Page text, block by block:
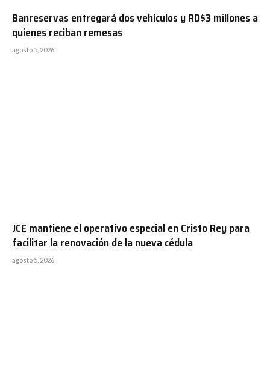
Banreservas entregará dos vehículos y RD$3 millones a
quienes reciban remesas
agosto 5, 2026
JCE mantiene el operativo especial en Cristo Rey para
facilitar la renovación de la nueva cédula
agosto 5, 2026